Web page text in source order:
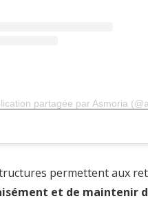
partagée par Asmoria
permettent aux
et de maintenir